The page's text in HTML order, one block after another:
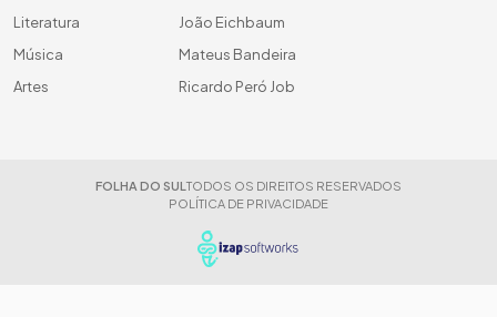
Literatura
Música
Artes
João Eichbaum
Mateus Bandeira
Ricardo Peró Job
FOLHA DO SUL TODOS OS DIREITOS RESERVADOS
POLÍTICA DE PRIVACIDADE